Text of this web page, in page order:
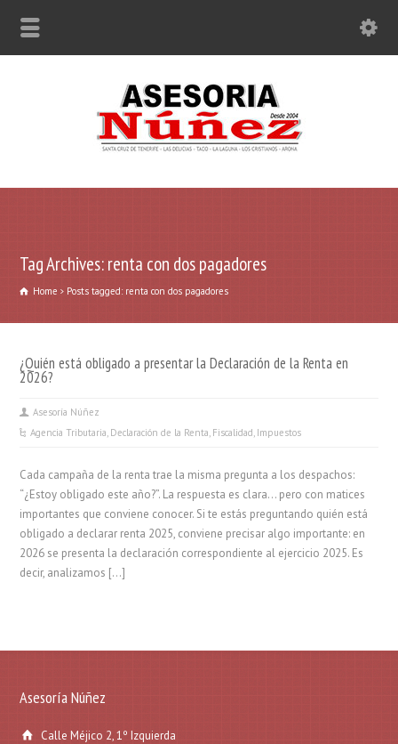
Tag Archives: renta con dos pagadores
Home Posts tagged: renta con dos pagadores
¿Quién está obligado a presentar la Declaración de la Renta en
2026?
Asesoría Núñez
Agencia Tributaria, Declaración de la Renta, Fiscalidad, Impuestos
Cada campaña de la renta trae la misma pregunta a los despachos:
“¿Estoy obligado este año?”. La respuesta es clara… pero con matices
importantes que conviene conocer. Si te estás preguntando quién está
obligado a declarar renta 2025, conviene precisar algo importante: en
2026 se presenta la declaración correspondiente al ejercicio 2025. Es
decir, analizamos […]
Asesoría Núñez
Calle Méjico 2, 1º Izquierda